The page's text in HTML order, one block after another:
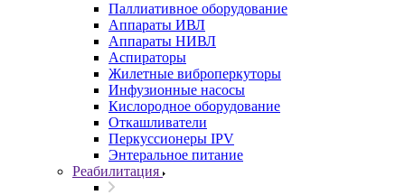
Паллиативное оборудование
Аппараты ИВЛ
Аппараты НИВЛ
Аспираторы
Жилетные виброперкуторы
Инфузионные насосы
Кислородное оборудование
Откашливатели
Перкуссионеры IPV
Энтеральное питание
Реабилитация